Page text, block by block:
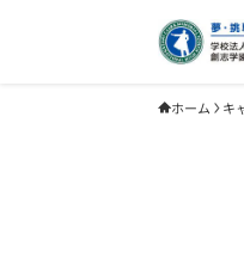
ホーム キ